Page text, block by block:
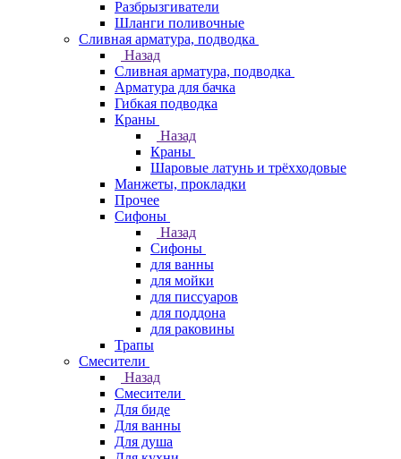
Разбрызгиватели
Шланги поливочные
Сливная арматура, подводка
Назад
Сливная арматура, подводка
Арматура для бачка
Гибкая подводка
Краны
Назад
Краны
Шаровые латунь и трёхходовые
Манжеты, прокладки
Прочее
Сифоны
Назад
Сифоны
для ванны
для мойки
для писсуаров
для поддона
для раковины
Трапы
Смесители
Назад
Смесители
Для биде
Для ванны
Для душа